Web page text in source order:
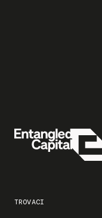
TROVACI